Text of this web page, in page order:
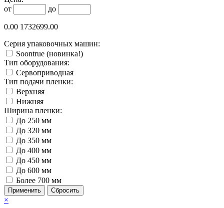
от
до
0.00 1732699.00
Серия упаковочных машин:
Soontrue (новинка!)
Тип оборудования:
Сервоприводная
Тип подачи пленки:
Верхняя
Нижняя
Ширина пленки:
До 250 мм
До 320 мм
До 350 мм
До 400 мм
До 450 мм
До 600 мм
Более 700 мм
×